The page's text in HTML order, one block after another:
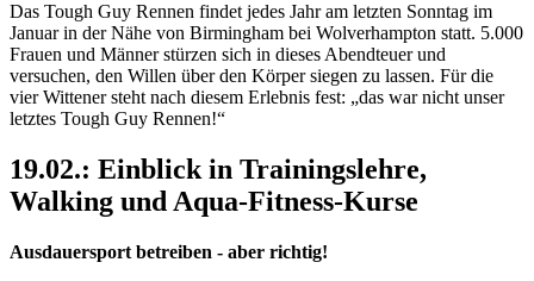
Das Tough Guy Rennen findet jedes Jahr am letzten Sonntag im
Januar in der Nähe von Birmingham bei Wolverhampton statt. 5.000
Frauen und Männer stürzen sich in dieses Abendteuer und
versuchen, den Willen über den Körper siegen zu lassen. Für die
vier Wittener steht nach diesem Erlebnis fest: „das war nicht unser
letztes Tough Guy Rennen!“
19.02.: Einblick in Trainingslehre,
Walking und Aqua-Fitness-Kurse
Ausdauersport betreiben - aber richtig!